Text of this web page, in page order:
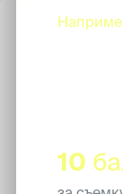
она
ты, и
10